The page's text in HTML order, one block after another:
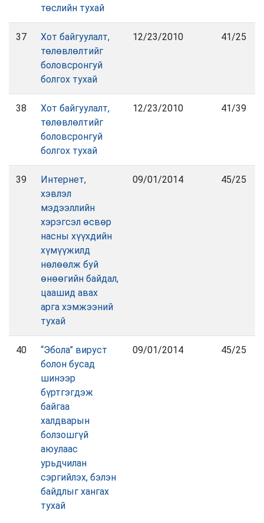
төслийн тухай
37
Хот байгуулалт,
төлөвлөлтийг
боловсронгуй
болгох тухай
12/23/2010 41/25
38
Хот байгуулалт,
төлөвлөлтийг
боловсронгуй
болгох тухай
12/23/2010 41/39
39
Интернет,
хэвлэл
мэдээллийн
хэрэгсэл өсвөр
насны хүүхдийн
хүмүүжилд
нөлөөлж буй
өнөөгийн байдал,
цаашид авах
арга хэмжээний
тухай
09/01/2014 45/25
40
“Эбола” вируст
болон бусад
шинээр
бүртгэгдэж
байгаа
халдварын
болзошгүй
аюулаас
урьдчилан
сэргийлэх, бэлэн
байдлыг хангах
тухай
09/01/2014 45/25